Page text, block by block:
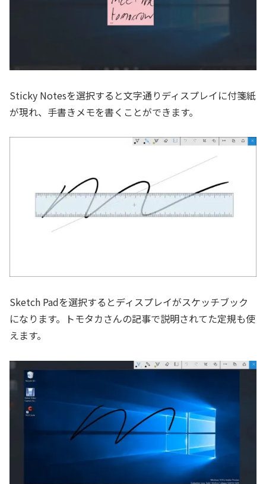
Sticky Notesを選択すると文字通りディスプレイに付箋紙
が現れ、手書きメモを書くことができます。
Sketch Padを選択するとディスプレイがスケッチブック
になります。トモタカさんの記事で説明されてた定規も使
えます。